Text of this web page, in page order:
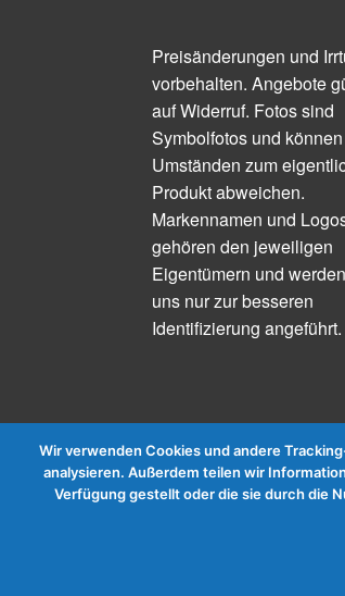
Preisänderungen und
vorbehalten. Angebote
auf Widerruf. Fotos sind
Symbolfotos und
Umständen zum
Produkt abweichen.
Markennamen und
gehören den jeweiligen
Eigentümern und
uns nur zur besseren
Identifizierung angeführt.
Wir verwenden Cookies und andere
analysieren. Außerdem teilen wir
Verfügung gestellt oder die sie durch die